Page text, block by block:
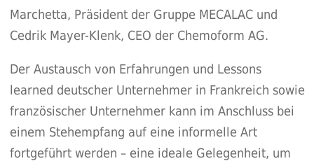
Marchetta, Präsident der Gruppe MECALAC und
Cedrik Mayer-Klenk, CEO der Chemoform AG.
Der Austausch von Erfahrungen und Lessons
learned deutscher Unternehmer in Frankreich sowie
französischer Unternehmer kann im Anschluss bei
einem Stehempfang auf eine informelle Art
fortgeführt werden – eine ideale Gelegenheit, um